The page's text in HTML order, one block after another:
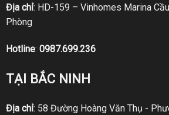
Địa chỉ: HD-159 – Vinhomes Marina
Phòng
Hotline: 0987.699.236
TẠI BẮC NINH
Địa chỉ: 58 Đường Hoàng Văn Thụ -